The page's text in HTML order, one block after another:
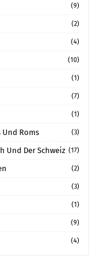
(9)
(2)
(4)
(10)
(1)
(7)
(1)
Und Roms (3)
Und Der Schweiz (17)
(2)
(3)
(1)
(9)
(4)